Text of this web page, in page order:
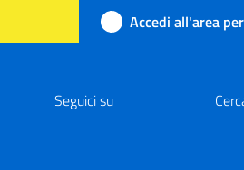
Accedi all'area
Seguici su